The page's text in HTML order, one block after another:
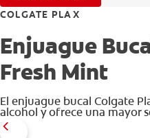
COLGATE PLAX
Enjuague
Fresh Mint
El enjuague bucal Colgate
alcohol y ofrece una mayor